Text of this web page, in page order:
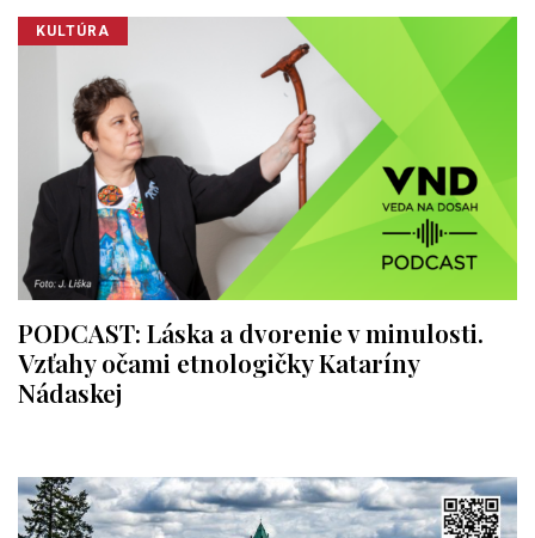
KULTÚRA
PODCAST: Láska a dvorenie v minulosti.
Vzťahy očami etnologičky Kataríny
Nádaskej